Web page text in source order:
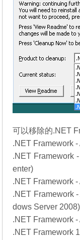
可以移除的.NET
.NET Framework
.NET Framework
enter)
.NET Framework
.NET Framework
dows Server 2008)
.NET Framework
.NET Framework